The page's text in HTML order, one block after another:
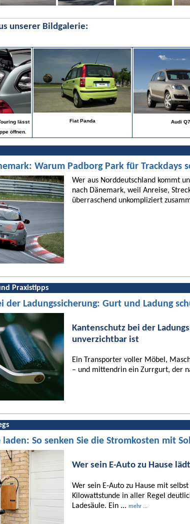
unserer Bildgalerie:
lässt
öffnen.
Fiat Panda Audi
Warum Padborg Park für Trackdays
Wer aus Norddeutschland kommt
nach Dänemark, weil Anreise,
überraschend unkompliziert
Praxistipps
der Ladungssicherung: Gurt und Ladung
Kantenschutz bei der
unverzichtbar ist
Ein Transporter voller Möbel,
– und mittendrin ein Zurrgurt, der
laden: So senken Sie die Stromkosten mit
Wer sein E-Auto zu Hause lädt
Wer sein E-Auto zu Hause mit
Kilowattstunde in aller Regel
Ladesäule. Ein ... mehr ...